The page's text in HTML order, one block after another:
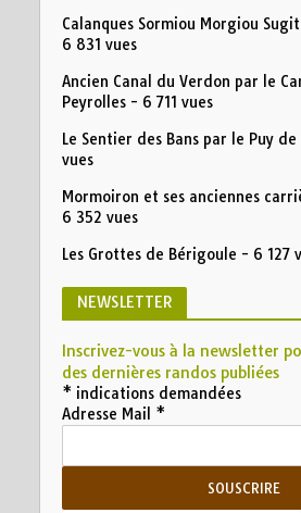
Calanques Sormiou Morgiou
6 831 vues
Ancien Canal du Verdon par le
Peyrolles- 6 711 vues
Le Sentier des Bans par le Puy de
vues
Mormoiron et ses anciennes
6 352 vues
Les Grottes de Bérigoule - 6 127
NEWSLETTER
Inscrivez-vous à la newsletter
des dernières randos publiées
* indications demandées
Adresse Mail *